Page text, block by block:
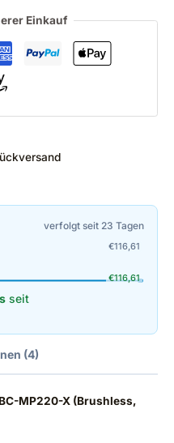
Einkauf
verfolgt seit 23 Tagen
€116,61
€116,61
seit
(4)
MP220-X (Brushless,